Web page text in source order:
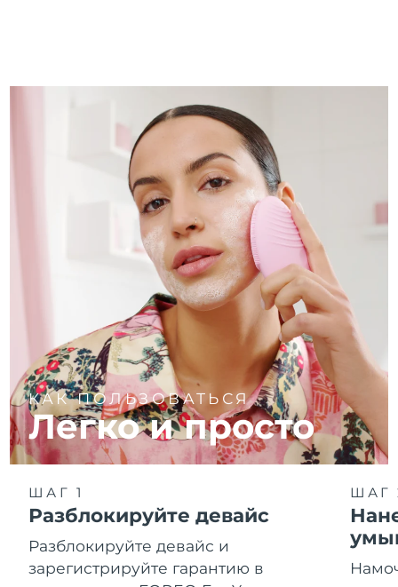
КАК ПОЛЬЗОВАТЬСЯ
Легко и просто
ШАГ 1
Разблокируйте девайс
Разблокируйте девайс и
зарегистрируйте гарантию в
ШАГ